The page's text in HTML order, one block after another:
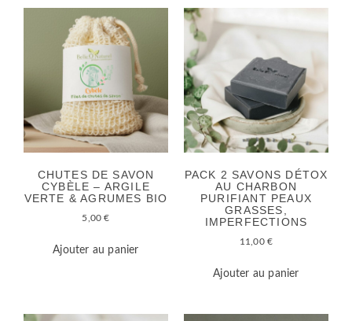
CHUTES DE SAVON
CYBÈLE – ARGILE
VERTE & AGRUMES BIO
5,00€
Ajouter au panier
PACK 2 SAVONS DÉTOX
AU CHARBON
PURIFIANT PEAUX
GRASSES,
IMPERFECTIONS
11,00 €
Ajouter au panier